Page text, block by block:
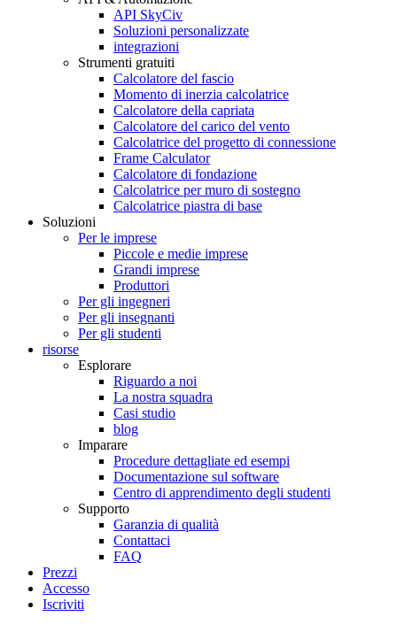
API SkyCiv
Soluzioni personalizzate
integrazioni
Strumenti gratuiti
Calcolatore del fascio
Momento di inerzia calcolatrice
Calcolatore della capriata
Calcolatore del carico del vento
Calcolatrice del progetto di connessione
Frame Calculator
Calcolatore di fondazione
Calcolatrice per muro di sostegno
Calcolatrice piastra di base
Soluzioni
Per le imprese
Piccole e medie imprese
Grandi imprese
Produttori
Per gli ingegneri
Per gli insegnanti
Per gli studenti
risorse
Esplorare
Riguardo a noi
La nostra squadra
Casi studio
blog
Imparare
Procedure dettagliate ed esempi
Documentazione sul software
Centro di apprendimento degli studenti
Supporto
Garanzia di qualità
Contattaci
FAQ
Prezzi
Accesso
Iscriviti